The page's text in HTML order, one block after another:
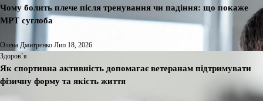
Чому болить плече після тренування чи падіння: що покаже
МРТ суглоба
Олена Дмитренко Лип 18, 2026
Здоров`я
Як спортивна активність допомагає ветеранам підтримувати
фізичну форму та якість життя